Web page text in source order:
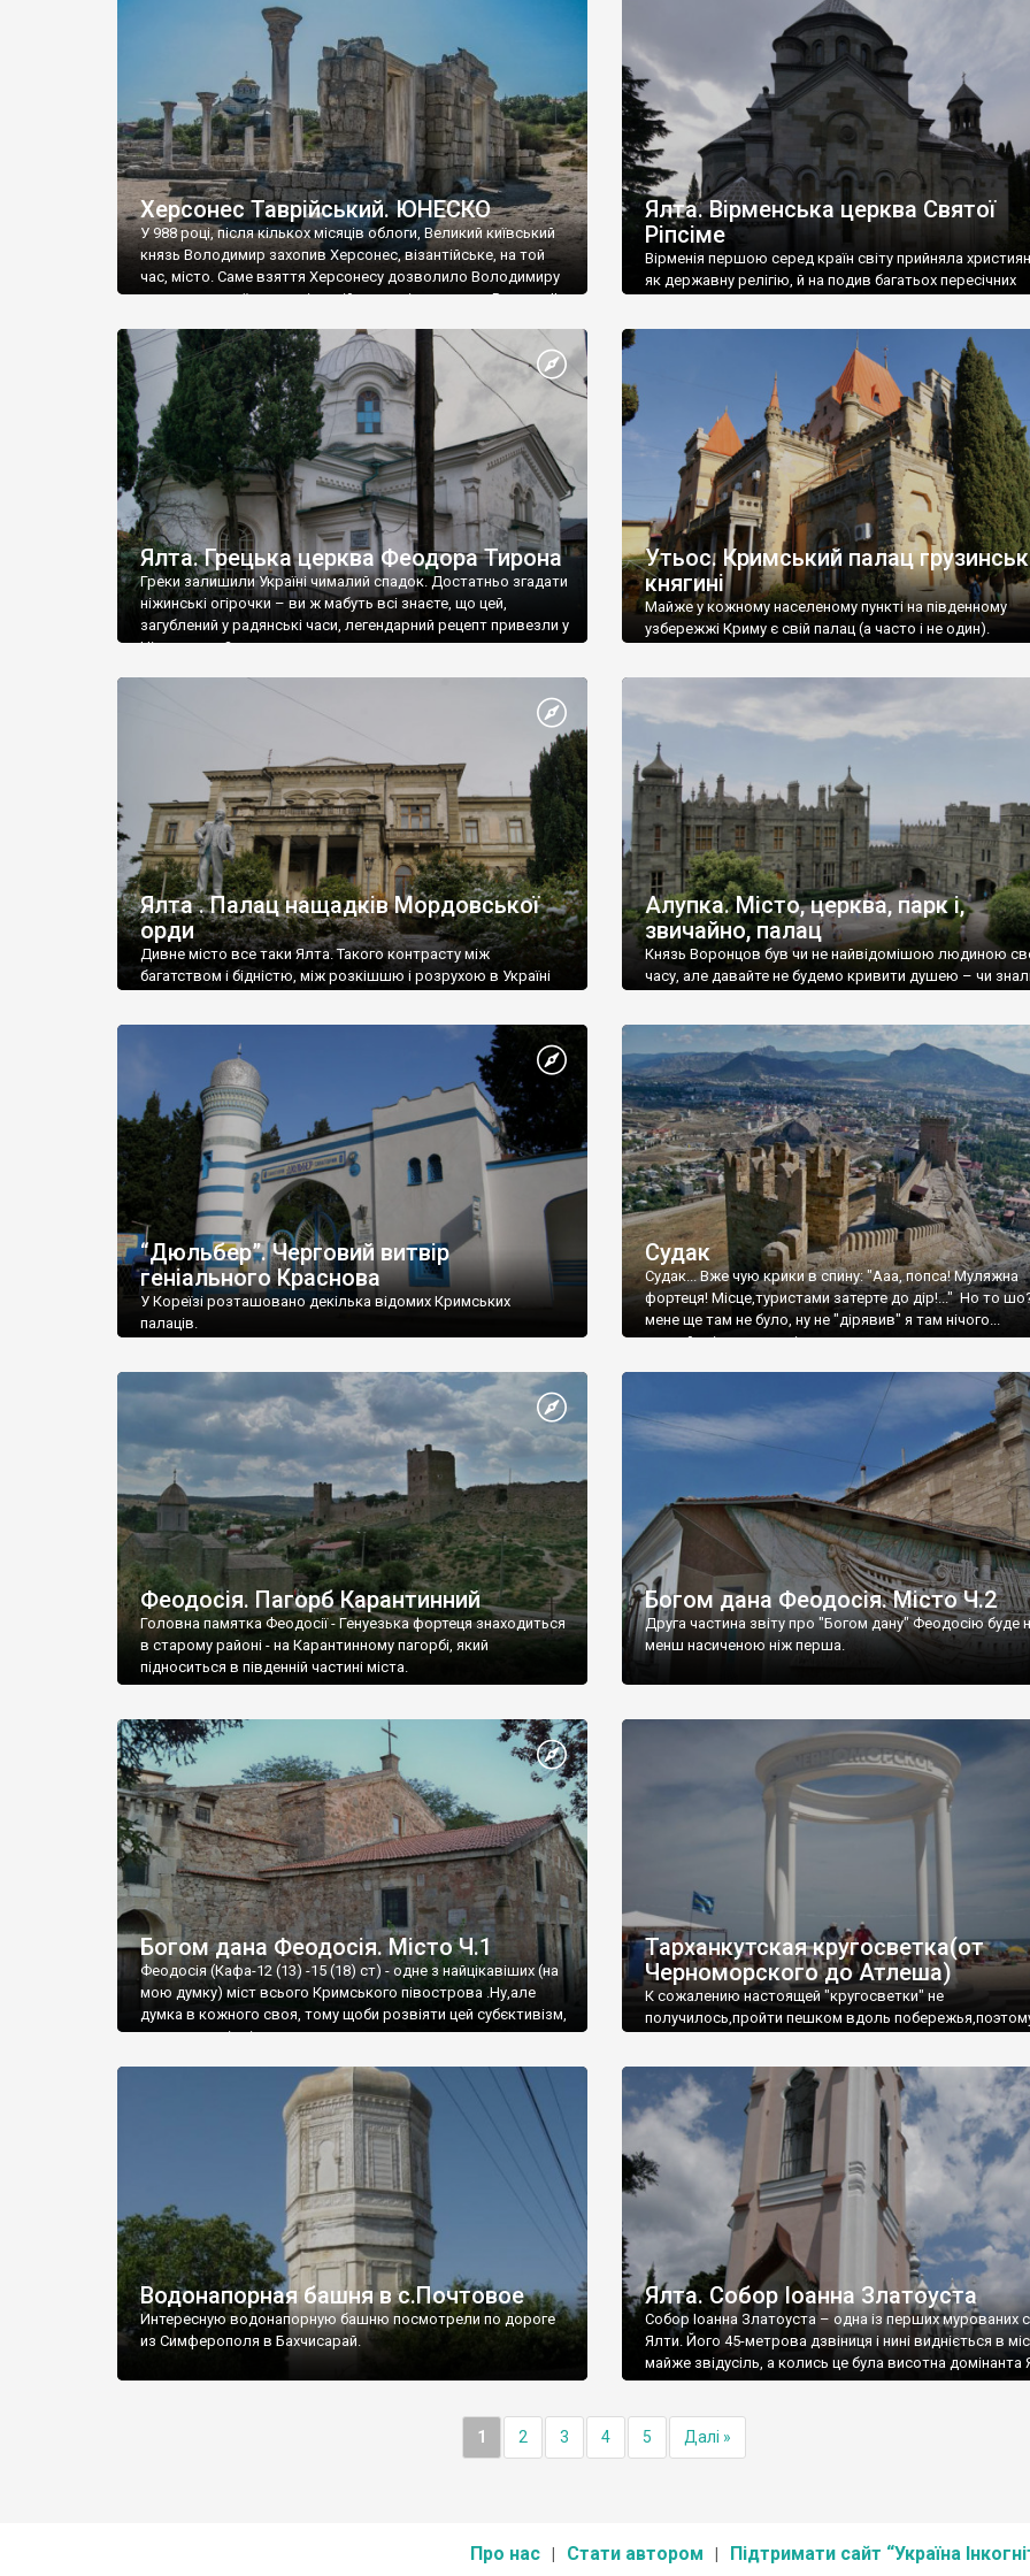
візантійської доби. Раритети викрадені з фондів об’єкту
культурної спадщини ЮНЕСКО «Херсонеса Таврійського».
Офіційно – на виставку «Золото Візантії», але експерти та
влада в Україні вважають це лише […]
називаються «повстяками» (postaki)…” “Вино. Крим
виробляє відмінне вино і його вдосталь: воно все
легке біле і дуже […]
Херсонес Таврійський. ЮНЕСКО
У 988 році, після кількох місяців облоги, Великий київський
князь Володимир захопив Херсонес, візантійське, на той
час, місто. Саме взяття Херсонесу дозволило Володимиру
диктувати свої умови візантійському імператору Василю ІІ,
Херсонесі Володимир-язичник, став Василем-
християнином. А потім було Хрещення Русі. На честь
Херсонесу Таврійського названо місто […]
Ялта. Вірменська церква Святої
Ріпсіме
Вірменія першою серед країн світу прийняла
як державну релігію, й на подив багатьох пересічних
Ялта. Грецька церква Феодора Тирона
Греки залишили Україні чималий спадок. Достатньо згадати
ніжинські огірочки – ви ж мабуть всі знаєте, що цей,
загублений у радянські часи, легендарний рецепт привезли у
Ніжин греки?
Утьос. Кримський палац
княгині
Майже у кожному населеному пункті на південному
узбережжі Криму є свій палац (а часто і не один).
Ялта . Палац нащадків Мордовської
орди
Дивне місто все таки Ялта. Такого контрасту між
багатством і бідністю, між розкішшю і розрухою в Україні
Алупка. Місто, церква, парк і,
звичайно, палац
Князь Воронцов був чи не найвідомішою людиною
часу, але давайте не будемо кривити душею – чи
“Дюльбер”. Черговий витвір
геніального Краснова
У Кореїзі розташовано декілька відомих Кримських
палаців.
Судак
Судак... Вже чую крики в спину: "Ааа, попса! Муляжна
фортеця! Місце,туристами затерте до дір!..." Но то
мене ще там не було, ну не "дірявив" я там нічого...
принаймні до цього літа.
Феодосія. Пагорб Карантинний
Головна памятка Феодосії - Генуезька фортеця знаходиться
в старому районі - на Карантинному пагорбі, який
підноситься в південній частині міста.
Богом дана Феодосія. Місто Ч.2
Друга частина звіту про "Богом дану" Феодосію буде
менш насиченою ніж перша.
Богом дана Феодосія. Місто Ч.1
Феодосія (Кафа-12 (13) -15 (18) ст) - одне з найцікавіших (на
мою думку) міст всього Кримського півострова .Ну,але
думка в кожного своя, тому щоби розвіяти цей субєктивізм,
запрошую відвідати це
Тарханкутская кругосветка(от
Черноморского до Атлеша)
К сожалению настоящей "кругосветки" не
получилось,пройти пешком вдоль
Водонапорная башня в с.Почтовое
Интересную водонапорную башню посмотрели по дороге
из Симферополя в Бахчисарай.
Ялта. Собор Іоанна Златоуста
Собор Іоанна Златоуста – одна із перших мурованих
Ялти. Його 45-метрова дзвіниця і нині видніється в
майже звідусіль, а колись це була висотна домінанта
1 2 3 4 5 Далі »
Про нас Стати автором Підтримати сайт “Україна